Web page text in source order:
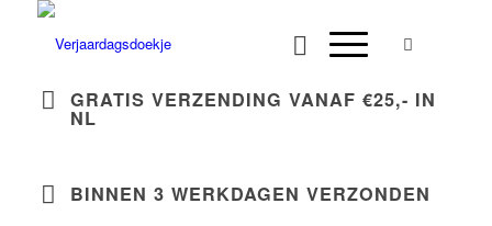
GRATIS VERZENDING VANAF €25,- IN
NL
BINNEN 3 WERKDAGEN VERZONDEN